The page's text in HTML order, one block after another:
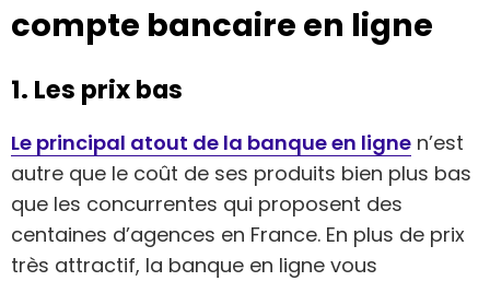
compte bancaire en ligne
1. Les prix bas
Le principal atout de la banque en ligne n’est
autre que le coût de ses produits bien plus bas
que les concurrentes qui proposent des
centaines d’agences en France. En plus de prix
très attractif, la banque en ligne vous